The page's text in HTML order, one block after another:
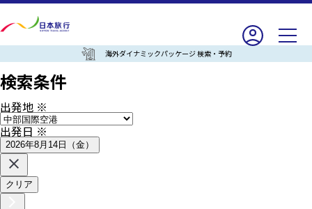
海外ダイナミックパッケージ 検索・予約
検索条件
出発地 ※
出発日※
2026年8月14日（金）
クリア